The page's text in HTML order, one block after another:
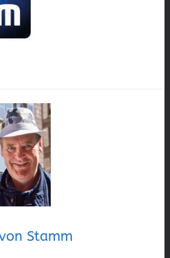
Stamm